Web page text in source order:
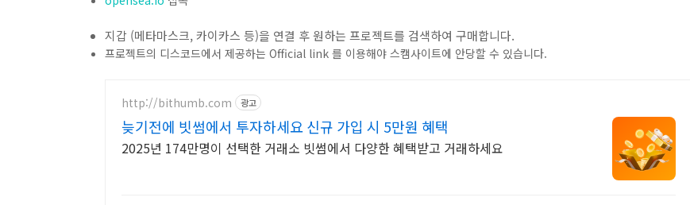
지갑 (메타마스크, 카이카스 등)을 연결 후 원하는 프로젝트를 검색하여 구매합니다.
프로젝트의 디스코드에서 제공하는 Official link 를 이용해야 스캠사이트에 안당할 수 있습니다.
http://bithumb.com 광고
늦기전에 빗썸에서 투자하세요 신규 가입 시 5만원 혜택
2025년 174만명이 선택한 거래소 빗썸에서 다양한 혜택받고 거래하세요